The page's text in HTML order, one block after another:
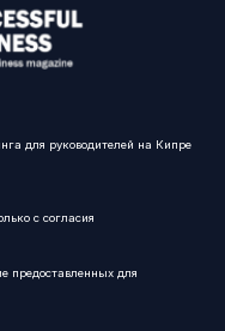
для руководителей на Кипре
с согласия
предоставленных для